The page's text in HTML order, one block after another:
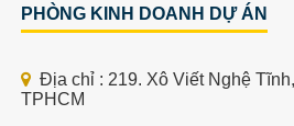
PHÒNG KINH DOANH DỰ ÁN
Địa chỉ : 219. Xô Viết Nghệ
TPHCM